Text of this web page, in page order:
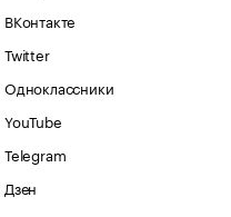
ВКонтакте
Twitter
Одноклассники
YouTube
Telegram
Дзен